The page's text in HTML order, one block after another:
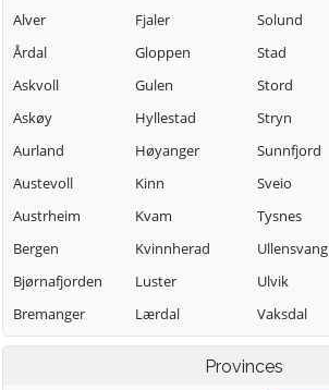
Alver
Årdal
Askvoll
Askøy
Aurland
Austevoll
Austrheim
Bergen
Bjørnafjorden
Bremanger
Bømlo
Fjaler
Gloppen
Gulen
Hyllestad
Høyanger
Kinn
Kvam
Kvinnherad
Luster
Lærdal
Masfjorden
Solund
Stad
Stord
Stryn
Sunnfjord
Sveio
Tysnes
Ullensvang
Ulvik
Vaksdal
Vik
Voss
Provinces